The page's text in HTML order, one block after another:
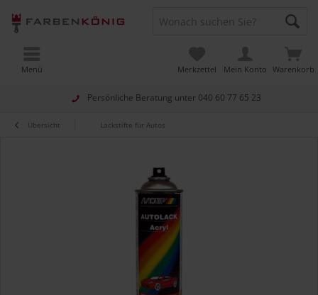
Persönliche Beratung unter 040 60 77 65 23
Warenkorb
Merkzettel Mein Konto
Menü
Übersicht Lackstifte für Autos